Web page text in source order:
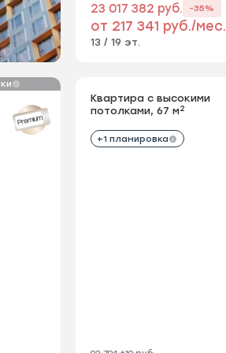
23 017 382 руб. -35%
от 217 341 руб./мес.
13 / 19 эт.
Premium
Посмотрите панорамный вид
из окна квартиры
Premium
Квартира с высокими
Квартира с высокими
потолками, 67 м2
+1 планировка